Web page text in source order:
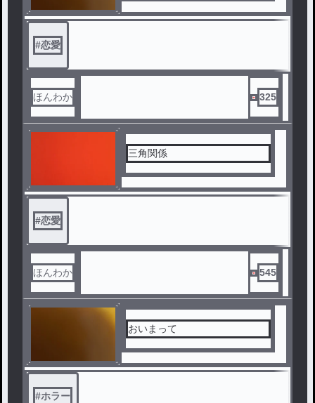
#恋愛
ほんわか 325
三角関係
#恋愛
ほんわか 545
おいまって
#ホラー